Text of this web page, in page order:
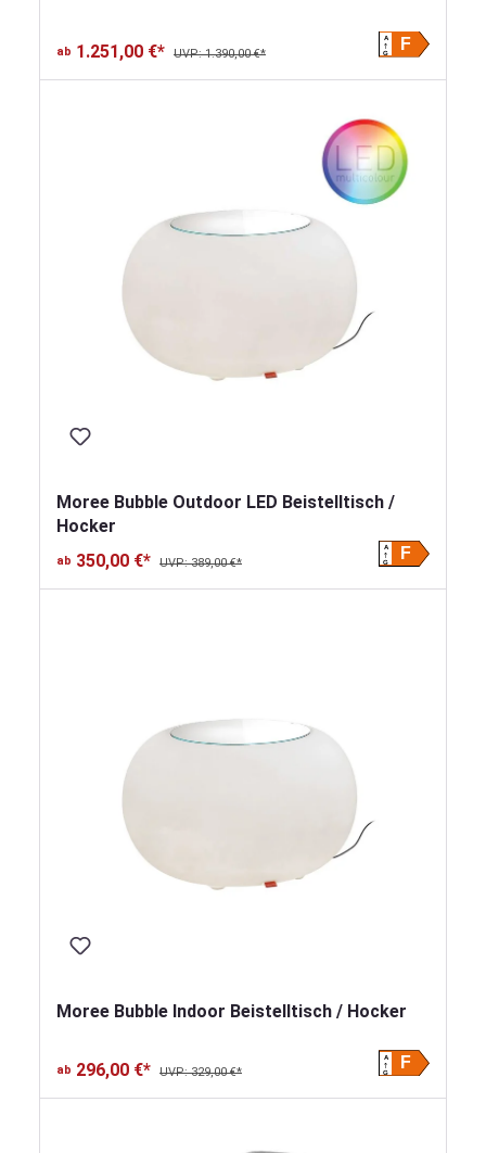
ab 1.251,00 €* UVP: 1.390,00 €*
F
A
G
Moree Bubble Outdoor LED Beistelltisch /
Hocker
ab 350,00 €* UVP: 389,00 €*
F
A
G
Moree Bubble Indoor Beistelltisch / Hocker
ab 296,00 €* UVP: 329,00 €*
F
A
G